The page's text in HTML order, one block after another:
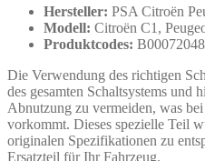
Hersteller: PSA Citroën
Modell: Citroën C1,
Produktcodes:
Die Verwendung des richtigen
des gesamten Schaltsystems und
Abnutzung zu vermeiden, was
vorkommt. Dieses spezielle Teil
originalen Spezifikationen zu
Ersatzteil für Ihr Fahrzeug.